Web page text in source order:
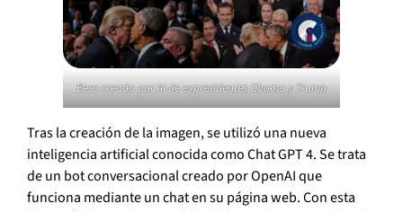
Beso creado por AI de expresidentes Obama y Trump
Tras la creación de la imagen, se utilizó una nueva
inteligencia artificial conocida como Chat GPT 4. Se trata
de un bot conversacional creado por OpenAI que
funciona mediante un chat en su página web. Con esta